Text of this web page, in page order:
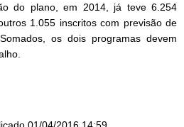
do plano, em 2014, já teve 6.254
1.055 inscritos com previsão de
os dois programas devem
01/04/2016 14:59